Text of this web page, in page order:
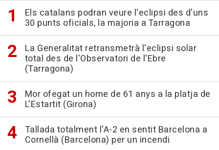
Els catalans podran veure l'eclipsi des d'uns
30 punts oficials, la majoria a Tarragona
La Generalitat retransmetrà l'eclipsi solar
total des de l'Observatori de l'Ebre
(Tarragona)
Mor ofegat un home de 61 anys a la platja de
L'Estartit (Girona)
Tallada totalment l'A-2 en sentit Barcelona a
Cornellà (Barcelona) per un incendi